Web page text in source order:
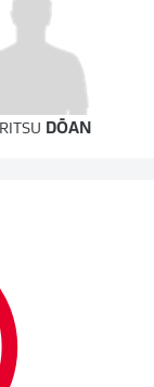
RITSU DŌAN